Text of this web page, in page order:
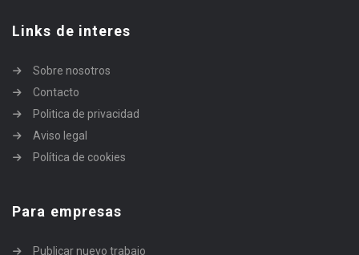
Links de interes
Sobre nosotros
Contacto
Politica de privacidad
Aviso legal
Política de cookies
Para empresas
Publicar nuevo trabajo